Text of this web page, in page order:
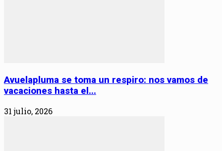
Avuelapluma se toma un respiro: nos vamos de
vacaciones hasta el...
31 julio, 2026